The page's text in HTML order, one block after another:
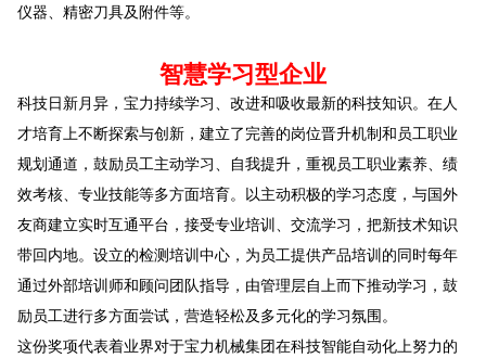
仪器、精密刀具及附件等。
智慧学习型企业
科技日新月异，宝力持续学习、改进和吸收最新的科技知识。在人
才培育上不断探索与创新，建立了完善的岗位晋升机制和员工职业
规划通道，鼓励员工主动学习、自我提升，重视员工职业素养、绩
效考核、专业技能等多方面培育。以主动积极的学习态度，与国外
友商建立实时互通平台，接受专业培训、交流学习，把新技术知识
带回内地。设立的检测培训中心，为员工提供产品培训的同时每年
通过外部培训师和顾问团队指导，由管理层自上而下推动学习，鼓
励员工进行多方面尝试，营造轻松及多元化的学习氛围。
这份奖项代表着业界对于宝力机械集团在科技智能自动化上努力的